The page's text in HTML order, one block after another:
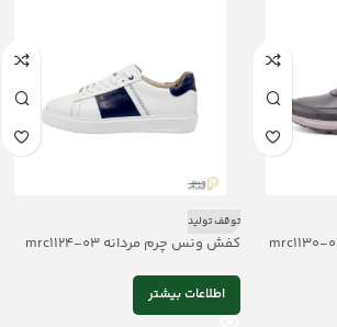
توقف تولید
کفش ونس چرم مردانه mrc1124-03
اطلاعات بیشتر